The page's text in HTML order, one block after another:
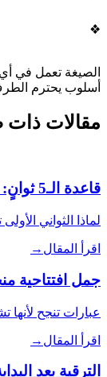
❖
الصيغة تعمل في
أسلوب يحترم
مقالات ذات
قاعدة الـ5 ثوانٍ: الدماغ يقرر الأمان قبل الانجذاب
لماذا الثواني
اقرأ المقال →
جمل افتتاحية
عبارات تنجح لأنها
اقرأ المقال →
الترقية بعد